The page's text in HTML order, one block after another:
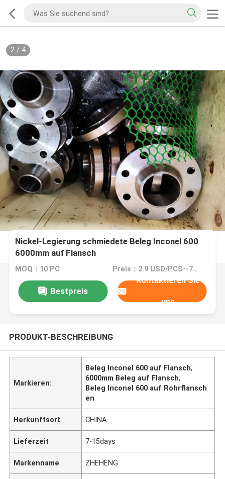
2/ 4
Nickel-Legierung schmiedete Beleg Inconel 600
6000mm auf Flansch
MOQ：10 PC Preis：2.9 USD/PCS--79/PCS
Bestpreis
Kontaktieren Sie
uns
PRODUKT-BESCHREIBUNG
Markieren:
Beleg Inconel 600 auf Flansch,
6000mm Beleg auf Flansch,
Beleg Inconel 600 auf Rohrflansch
en
Herkunftsort CHINA
Lieferzeit 7-15days
Markenname ZHEHENG